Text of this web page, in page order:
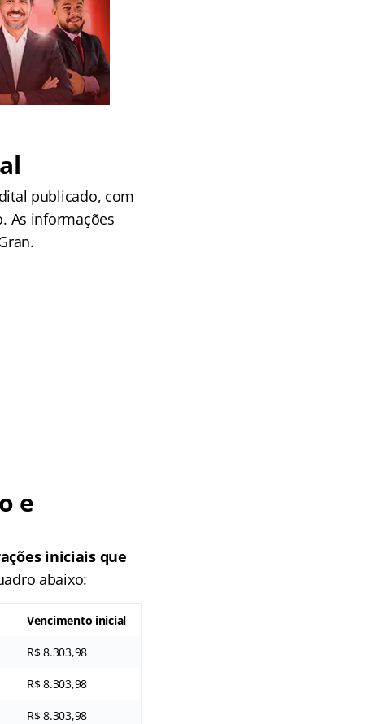
publicado, com
As informações
e
iniciais que
abaixo:
Vencimento inicial
R$ 8.303,98
R$ 8.303,98
R$ 8.303,98